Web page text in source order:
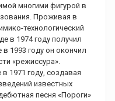
многими фигурой в
Проживая в
технологический
в 1974 году получил
1993 году он окончил
«режиссура».
1971 году, создавая
известных
песня «Пороги»